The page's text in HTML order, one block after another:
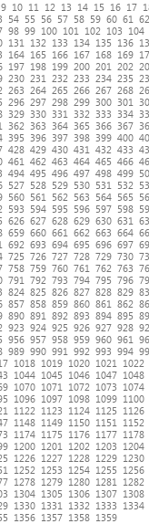
9 10 11 12 13 14 15 16 17
54 55 56 57 58 59 60 61 62
98 99 100 101 102 103 104
131 132 133 134 135 136
164 165 166 167 168 169
197 198 199 200 201 202
230 231 232 233 234 235
263 264 265 266 267 268
296 297 298 299 300 301
329 330 331 332 333 334
362 363 364 365 366 367
395 396 397 398 399 400
428 429 430 431 432 433
461 462 463 464 465 466
494 495 496 497 498 499
527 528 529 530 531 532
560 561 562 563 564 565
593 594 595 596 597 598
626 627 628 629 630 631
659 660 661 662 663 664
692 693 694 695 696 697
725 726 727 728 729 730
758 759 760 761 762 763
791 792 793 794 795 796
824 825 826 827 828 829
857 858 859 860 861 862
890 891 892 893 894 895
923 924 925 926 927 928
956 957 958 959 960 961
989 990 991 992 993 994
1018 1019 1020 1021 1022
1044 1045 1046 1047 1048
1070 1071 1072 1073 1074
1096 1097 1098 1099 1100
1122 1123 1124 1125 1126
1148 1149 1150 1151 1152
1174 1175 1176 1177 1178
1200 1201 1202 1203 1204
1226 1227 1228 1229 1230
1252 1253 1254 1255 1256
1278 1279 1280 1281 1282
1304 1305 1306 1307 1308
1330 1331 1332 1333 1334
1356 1357 1358 1359